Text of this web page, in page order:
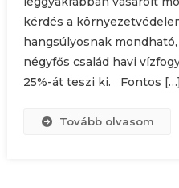
kérdés a
hangsúlyosnak
négyfős család havi
25%-át teszi ki. Fontos […]
Tovább olvasom